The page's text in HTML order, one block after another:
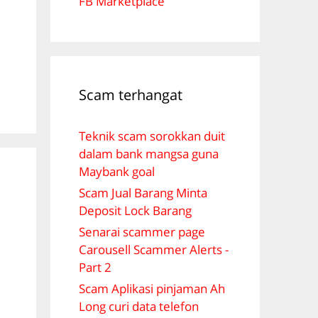
Scam terhangat
Teknik scam sorokkan duit
dalam bank mangsa guna
Maybank goal
Scam Jual Barang Minta
Deposit Lock Barang
Senarai scammer page
Carousell Scammer Alerts -
Part 2
Scam Aplikasi pinjaman Ah
Long curi data telefon